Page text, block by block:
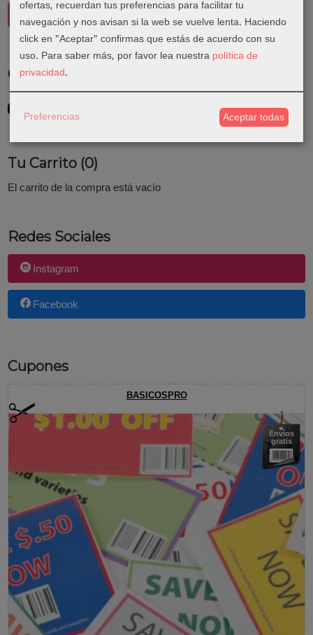
Costes de Envío
Consultar Destinos
Tu Carrito (0)
El carrito de la compra está vacío
Redes Sociales
Instagram
Facebook
Cupones
BASICOSPRO
Envíos
gratis
ofertas, recuerdan tus preferencias para facilitar tu
navegación y nos avisan si la web se vuelve lenta. Haciendo
click en "Aceptar" confirmas que estás de acuerdo con su
uso. Para saber más, por favor lea nuestra política de
privacidad.
Preferencias Aceptar todas